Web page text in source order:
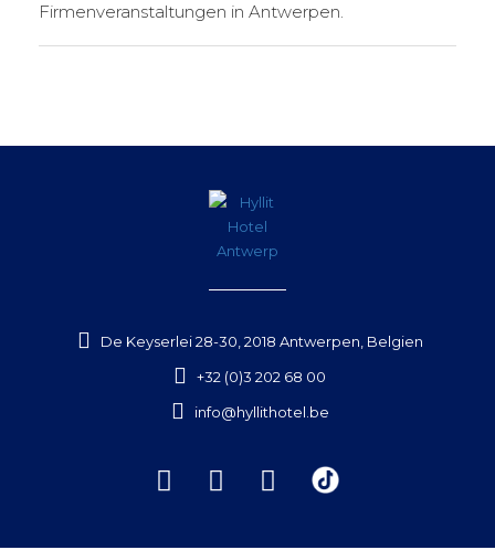
Firmenveranstaltungen in Antwerpen.
De Keyserlei 28-30, 2018 Antwerpen, Belgien
+32 (0)3 202 68 00
info@hyllithotel.be